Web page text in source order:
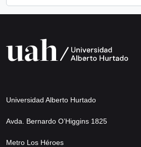
Universidad Alberto Hurtado
Avda. Bernardo O’Higgins 1825
Metro Los Héroes